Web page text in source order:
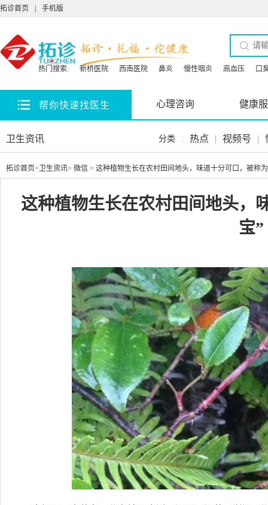
拓诊首页 手机版
热门搜索: 新桥医院 西南医院 鼻炎 慢性咽炎 高血压 口
帮你快速找医生 心理咨询 健康
卫生资讯 分类 : 热点 | 视频号 |
拓诊首页> 卫生资讯> 微信 > 这种植物生长在农村田间地头，味道十分可口，被称
这种植物生长在农村田间地头，
宝”